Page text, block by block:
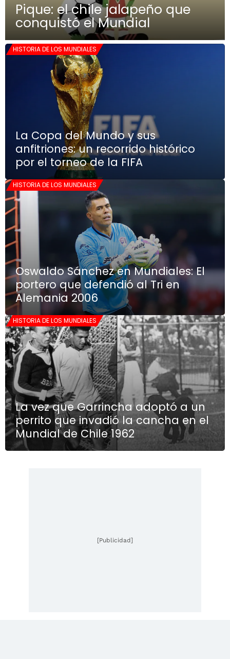
Pique: el chile jalapeño que
conquistó el Mundial
HISTORIA DE LOS MUNDIALES
La Copa del Mundo y sus
anfitriones: un recorrido histórico
por el torneo de la FIFA
HISTORIA DE LOS MUNDIALES
Oswaldo Sánchez en Mundiales: El
portero que defendió al Tri en
Alemania 2006
HISTORIA DE LOS MUNDIALES
La vez que Garrincha adoptó a un
perrito que invadió la cancha en el
Mundial de Chile 1962
[Publicidad]